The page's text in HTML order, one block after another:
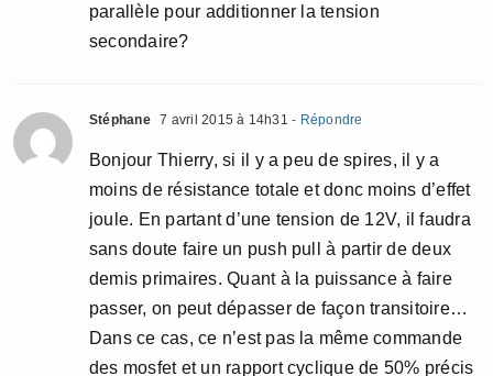
parallèle pour additionner la tension
secondaire?
Stéphane 7 avril 2015 à 14h31 - Répondre
Bonjour Thierry, si il y a peu de spires, il y a
moins de résistance totale et donc moins d’effet
joule. En partant d’une tension de 12V, il faudra
sans doute faire un push pull à partir de deux
demis primaires. Quant à la puissance à faire
passer, on peut dépasser de façon transitoire…
Dans ce cas, ce n’est pas la même commande
des mosfet et un rapport cyclique de 50% précis